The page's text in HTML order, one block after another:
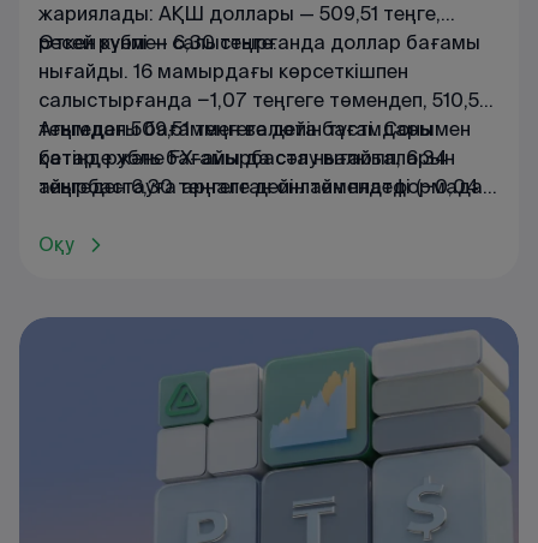
жариялады: АҚШ доллары — 509,51 теңге,
ресей рублі — 6,30 теңге.
Өткен күнмен салыстырғанда доллар бағамы
нығайды. 16 мамырдағы көрсеткішпен
салыстырғанда −1,07 теңгеге төмендеп, 510,58
теңгеден 509,51 теңгеге дейін түсті. Сонымен
қатар, рубль бағамы да сәл нығайып, 6,34
теңгеден 6,30 теңгеге дейін төмендеді (−0,04
Ағымдағыбағамменвалюта бағамдары
бетіндежәнеFX-айырбастау валюталарын
айырбастауғаарналғанонлайнплатформада
Оқу